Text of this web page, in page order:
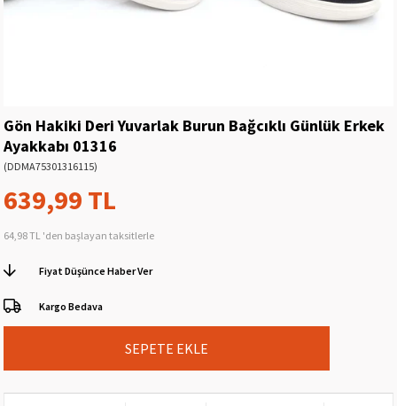
Gön Hakiki Deri Yuvarlak Burun Bağcıklı Günlük Erkek
Ayakkabı 01316
(DDMA75301316115)
639,99 TL
64,98 TL 'den başlayan taksitlerle
Fiyat Düşünce Haber Ver
Kargo Bedava